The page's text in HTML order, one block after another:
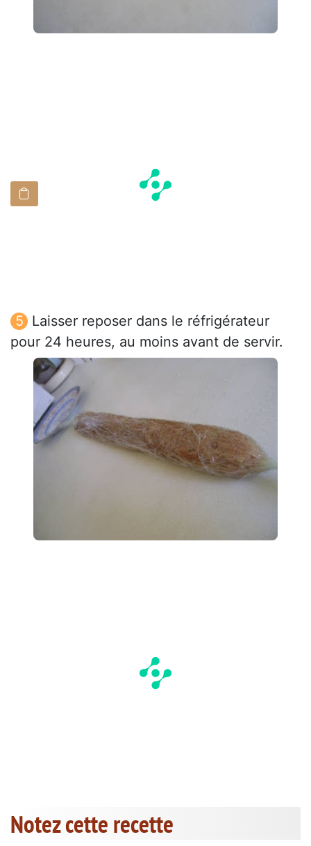
Laisser reposer dans le réfrigérateur
pour 24 heures, au moins avant de servir.
Notez cette recette